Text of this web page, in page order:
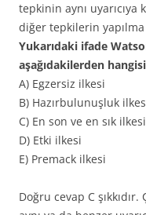
tepkinin aynı uyarıcıya
diğer tepkilerin yapılma
Yukarıdaki ifade
aşağıdakilerden
A) Egzersiz ilkesi
B) Hazırbulunuşluk
C) En son ve en sık ilkesi
D) Etki ilkesi
E) Premack ilkesi
Doğru cevap C